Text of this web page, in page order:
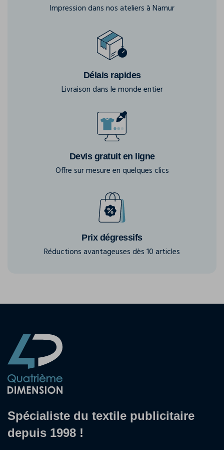
Impression dans nos ateliers à Namur
Délais rapides
Livraison dans le monde entier
Devis gratuit en ligne
Offre sur mesure en quelques clics
Prix dégressifs
Réductions avantageuses dès 10 articles
Spécialiste du textile publicitaire
depuis 1998 !